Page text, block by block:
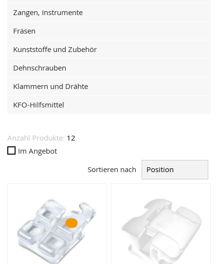
Anzahl Produkte: 12
Im Angebot
Sortieren nach
Zangen, Instrumente
Fräsen
Kunststoffe und Zubehör
Dehnschrauben
Klammern und Drähte
KFO-Hilfsmittel